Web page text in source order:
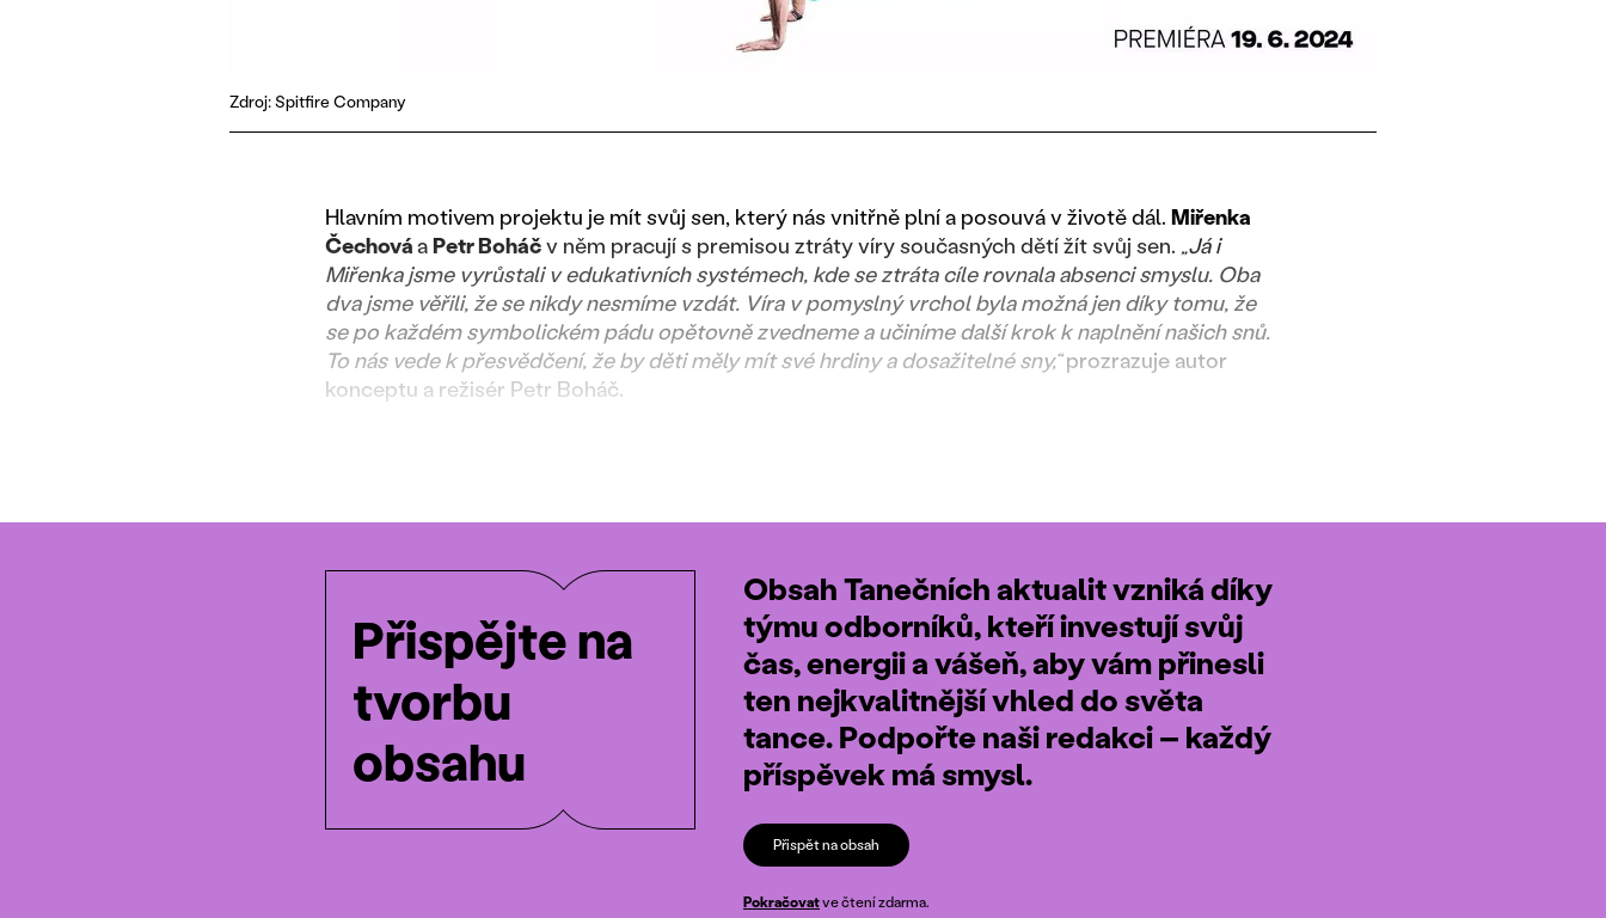
Zdroj: Spitfire Company
Hlavním motivem projektu je mít svůj sen, který nás vnitřně plní a posouvá v životě dál. Miřenka
ČechováaPetr Boháčv něm pracují s premisou ztráty víry současných dětí žít svůj sen. „Já i
Miřenka jsme vyrůstali v edukativních systémech, kde se ztráta cíle rovnala absenci smyslu. Oba
dva jsme věřili, že se nikdy nesmíme vzdát. Víra v pomyslný vrchol byla možná jen díky tomu, že
se po každém symbolickém pádu opětovně zvedneme a učiníme další krok k naplnění našich snů.
To nás vede k přesvědčení, že by děti měly mít své hrdiny a dosažitelné sny,“prozrazuje autor
konceptu a režisér Petr Boháč.
Přispějte na
tvorbu
obsahu
Obsah Tanečních aktualit vzniká díky
týmu odborníků, kteří investují svůj
čas, energii a vášeň, aby vám přinesli
ten nejkvalitnější vhled do světa
tance. Podpořte naši redakci – každý
příspěvek má smysl.
Přispět na obsah
Pokračovatve čtení zdarma.